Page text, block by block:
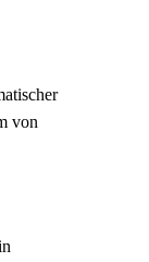
von